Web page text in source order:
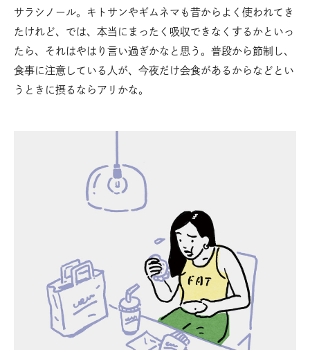
サラシノール。キトサンやギムネマも昔からよく使われてき
たけれど、では、本当にまったく吸収できなくするかといっ
たら、それはやはり言い過ぎかなと思う。普段から節制し、
食事に注意している人が、今夜だけ会食があるからなどとい
うときに摂るならアリかな。